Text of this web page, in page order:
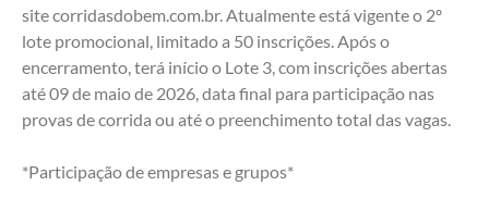
site corridasdobem.com.br. Atualmente está vigente o 2º
lote promocional, limitado a 50 inscrições. Após o
encerramento, terá início o Lote 3, com inscrições abertas
até 09 de maio de 2026, data final para participação nas
provas de corrida ou até o preenchimento total das vagas.
*Participação de empresas e grupos*